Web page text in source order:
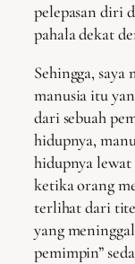
pelepasan diri
pahala dekat
Sehingga,
manusia itu
dari sebuah
hidupnya,
hidupnya
ketika orang
terlihat dari
yang
pemimpin”